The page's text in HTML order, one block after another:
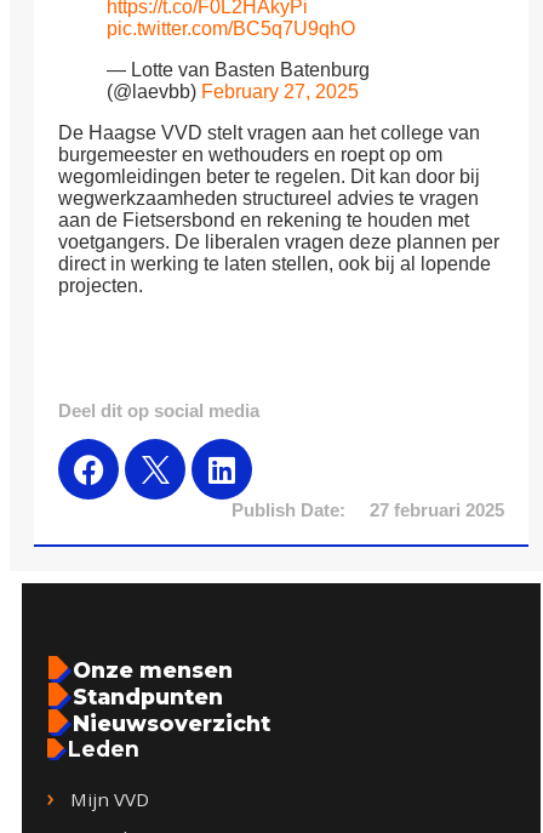
https://t.co/F0L2HAkyPi
pic.twitter.com/BC5q7U9qhO
— Lotte van Basten Batenburg
(@laevbb) February 27, 2025
De Haagse VVD stelt vragen aan het college van
burgemeester en wethouders en roept op om
wegomleidingen beter te regelen. Dit kan door bij
wegwerkzaamheden structureel advies te vragen
aan de Fietsersbond en rekening te houden met
voetgangers. De liberalen vragen deze plannen per
direct in werking te laten stellen, ook bij al lopende
projecten.
Deel dit op social media
Publish Date: 27 februari 2025
Onze mensen
Standpunten
Nieuwsoverzicht
Leden
Mijn VVD